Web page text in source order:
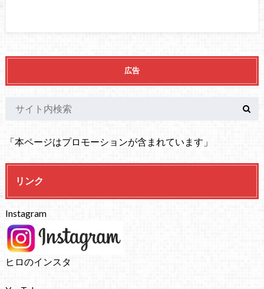
広告
「本ページはプロモーションが含まれています」
リンク
Instagram
ヒロのインスタ